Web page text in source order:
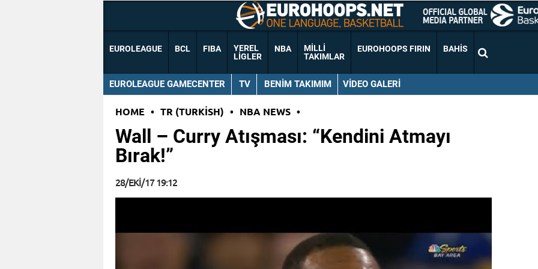
EUROLEAGUE BCL FIBA
YEREL
LIGLER
NBA
MILLI
TAKIMLAR
EUROHOOPS FIRIN BAHIS
EUROLEAGUE GAMECENTER TV BENIM TAKIMIM VIDEO GALERI
HOME • TR (TURKISH) • NBA NEWS •
Wall – Curry Atışması: “Kendini Atmayı
Bırak!”
28/EKI/17 19:12